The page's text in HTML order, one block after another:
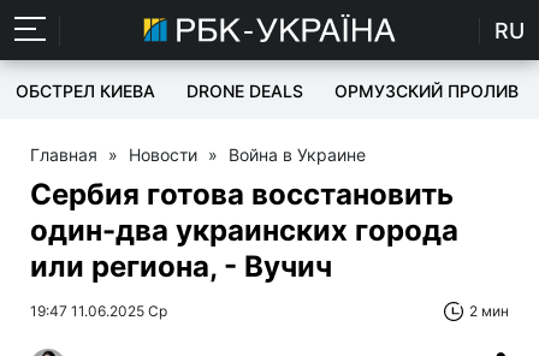
RU
ОБСТРЕЛ КИЕВА DRONE DEALS ОРМУЗСКИЙ ПРОЛИВ
Главная » Новости » Война в Украине
Сербия готова восстановить
один-два украинских города
или региона, - Вучич
19:47 11.06.2025 Ср 2 мин